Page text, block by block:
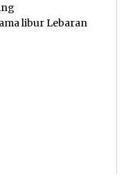
libur Lebaran